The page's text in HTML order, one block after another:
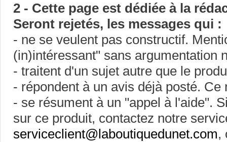
2 - Cette page est dédiée à la
Seront rejetés, les messages qui :
- ne se veulent pas constructif.
(in)intéressant" sans argumentation
- traitent d'un sujet autre que le
- répondent à un avis déjà posté. Ce
- se résument à un "appel à l'aide".
sur ce produit, contactez notre
serviceclient@laboutiquedunet.com,